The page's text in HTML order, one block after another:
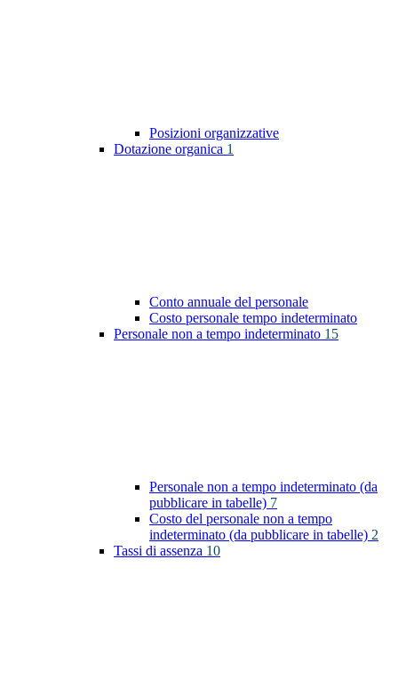
Posizioni organizzative
Dotazione organica 1
Conto annuale del personale
Costo personale tempo indeterminato
Personale non a tempo indeterminato 15
Personale non a tempo indeterminato (da
pubblicare in tabelle) 7
Costo del personale non a tempo
indeterminato (da pubblicare in tabelle) 2
Tassi di assenza 10